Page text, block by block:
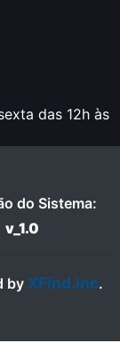
das 12h às
do Sistema:
v_1.0
by XFind.inc.